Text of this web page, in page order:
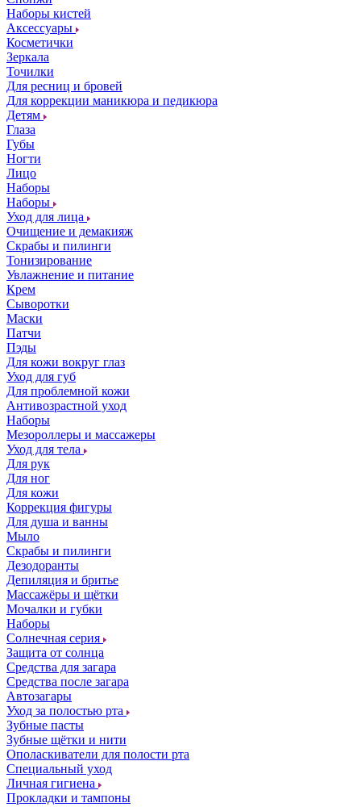
Наборы кистей
Аксессуары
Косметички
Зеркала
Точилки
Для ресниц и бровей
Для коррекции маникюра и педикюра
Детям
Глаза
Губы
Ногти
Лицо
Наборы
Наборы
Уход для лица
Очищение и демакияж
Скрабы и пилинги
Тонизирование
Увлажнение и питание
Крем
Сыворотки
Маски
Патчи
Пэды
Для кожи вокруг глаз
Уход для губ
Для проблемной кожи
Антивозрастной уход
Наборы
Мезороллеры и массажеры
Уход для тела
Для рук
Для ног
Для кожи
Коррекция фигуры
Для душа и ванны
Мыло
Скрабы и пилинги
Дезодоранты
Депиляция и бритье
Массажёры и щётки
Мочалки и губки
Наборы
Солнечная серия
Защита от солнца
Средства для загара
Средства после загара
Автозагары
Уход за полостью рта
Зубные пасты
Зубные щётки и нити
Ополаскиватели для полости рта
Специальный уход
Личная гигиена
Прокладки и тампоны